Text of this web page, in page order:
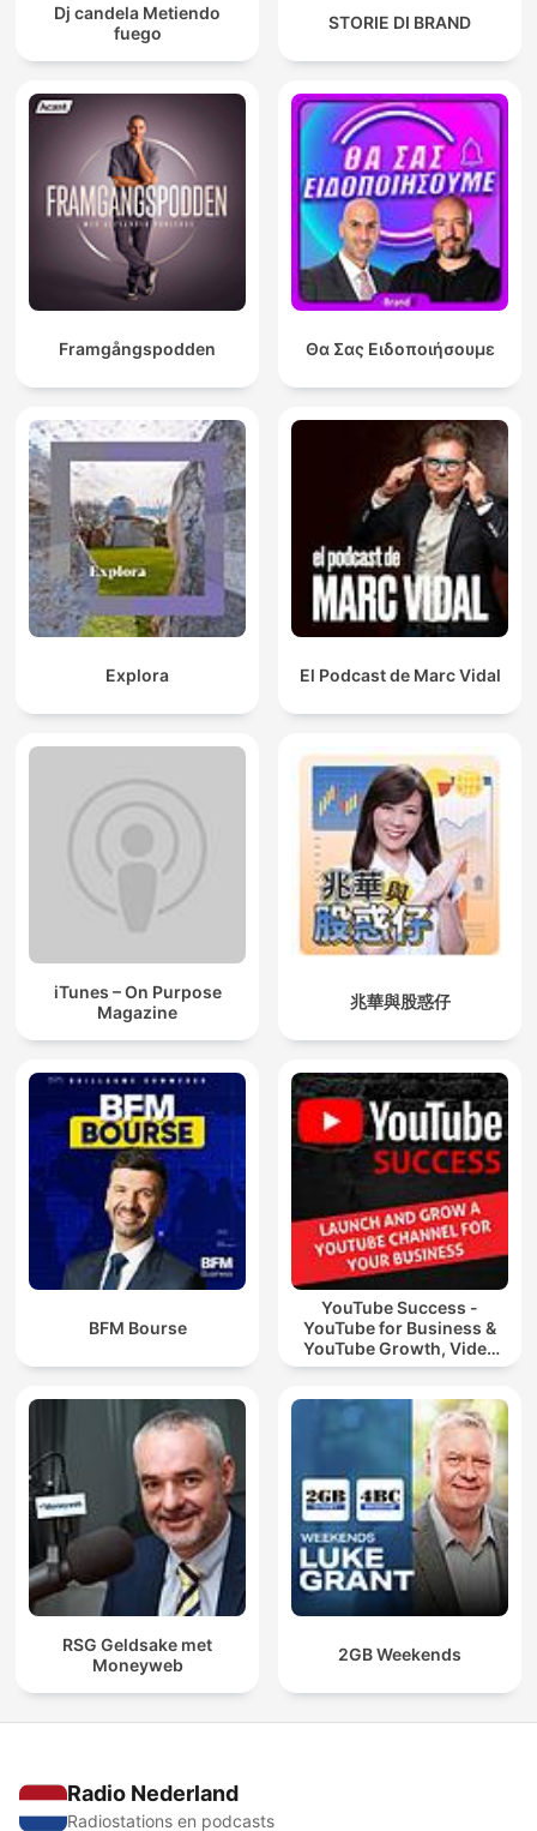
Dj candela Metiendo
fuego
STORIE DI BRAND
Framgångspodden Θα Σας Ειδοποιήσουμε
Explora El Podcast de Marc Vidal
iTunes – On Purpose
Magazine
兆華與股惑仔
BFM Bourse
YouTube Success -
YouTube for Business &
YouTube Growth, Video
Marketing
RSG Geldsake met
Moneyweb
2GB Weekends
Radio Nederland
Radiostations en podcasts